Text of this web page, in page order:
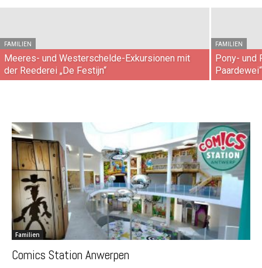
FAMILIEN
Meeres- und Westerschelde-Exkursionen mit
der Reederei „De Festijn“
FAMILIEN
Pony- und
Paardewei“
Familien
Comics Station Anwerpen